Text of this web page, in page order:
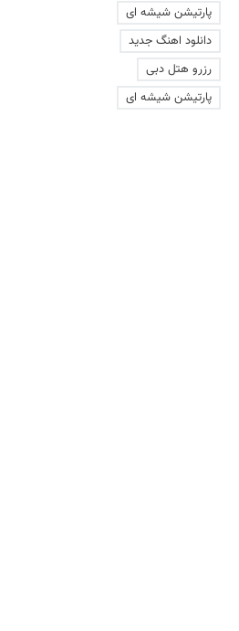
پارتیشن شیشه ای
دانلود اهنگ جدید
رزرو هتل دبی
پارتیشن شیشه ای